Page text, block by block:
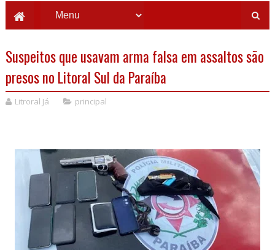
Suspeitos que usavam arma falsa em assaltos são
presos no Litoral Sul da Paraíba
Litroral Já principal